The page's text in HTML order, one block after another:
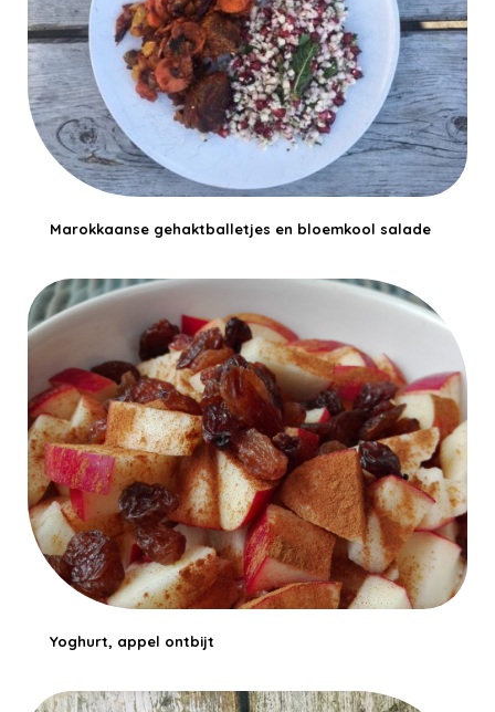
Marokkaanse gehaktballetjes en bloemkool salade
Yoghurt, appel ontbijt